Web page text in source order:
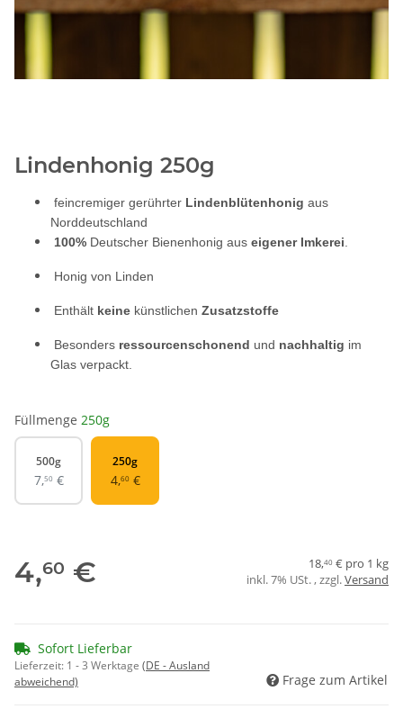
Lindenhonig 250g
feincremiger gerührter Lindenblütenhonig aus
Norddeutschland
100% Deutscher Bienenhonig aus eigener Imkerei
Honig von Linden
Enthält keine künstlichen Zusatzstoffe
Besonders ressourcenschonend und nachhaltig im
Glas verpackt.
Füllmenge 250g
500g
500g
7,50 €
250g
250g
4,60€
4,60 € 18,40 € pro 1 kg
inkl. 7% USt. , zzgl.Versand
Sofort Lieferbar
Lieferzeit: 1 - 3 Werktage (DE - Ausland
abweichend)
Frage zum Artikel